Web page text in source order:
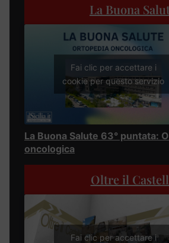
La Buona
Fai clic per accettare i
cookie per questo servizio
La Buona Salute 63° puntata:
oncologica
Oltre il
Fai clic per accettare i